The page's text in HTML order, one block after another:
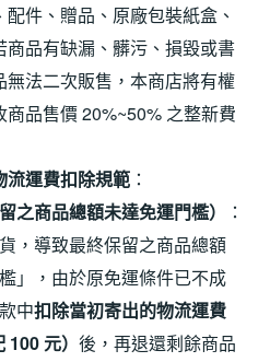
件、贈品、原廠包裝紙盒、
品有缺漏、髒污、損毀或書
法二次販售，本商店將有權
品售價 20%~50% 之整新費
流運費扣除規範：
之商品總額未達免運門檻）
：
，導致最終保留之商品總額
」，由於原免運條件已不成
中扣除當初寄出的物流運費
100 元） 後，再退還剩餘商品